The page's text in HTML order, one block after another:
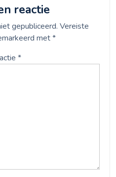
reactie
gepubliceerd. Vereiste
met*
*